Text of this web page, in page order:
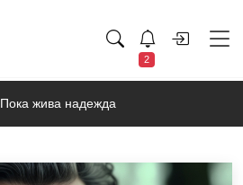
2
Пока жива надежда